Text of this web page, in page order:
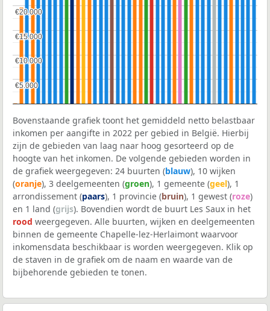
€5.000
€5.000
€10.000
€10.000
€15.000
€15.000
€20.000
€20.000
Bovenstaande grafiek toont het gemiddeld netto belastbaar
inkomen per aangifte in 2022 per gebied in België. Hierbij
zijn de gebieden van laag naar hoog gesorteerd op de
hoogte van het inkomen. De volgende gebieden worden in
de grafiek weergegeven: 24 buurten (blauw), 10 wijken
(oranje), 3 deelgemeenten (groen), 1 gemeente (geel), 1
arrondissement (paars), 1 provincie (bruin), 1 gewest (roze)
en 1 land (grijs). Bovendien wordt de buurt Les Saux in het
rood weergegeven. Alle buurten, wijken en deelgemeenten
binnen de gemeente Chapelle-lez-Herlaimont waarvoor
inkomensdata beschikbaar is worden weergegeven. Klik op
de staven in de grafiek om de naam en waarde van de
bijbehorende gebieden te tonen.